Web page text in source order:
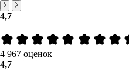
4,7
4 967 оценок
4,7